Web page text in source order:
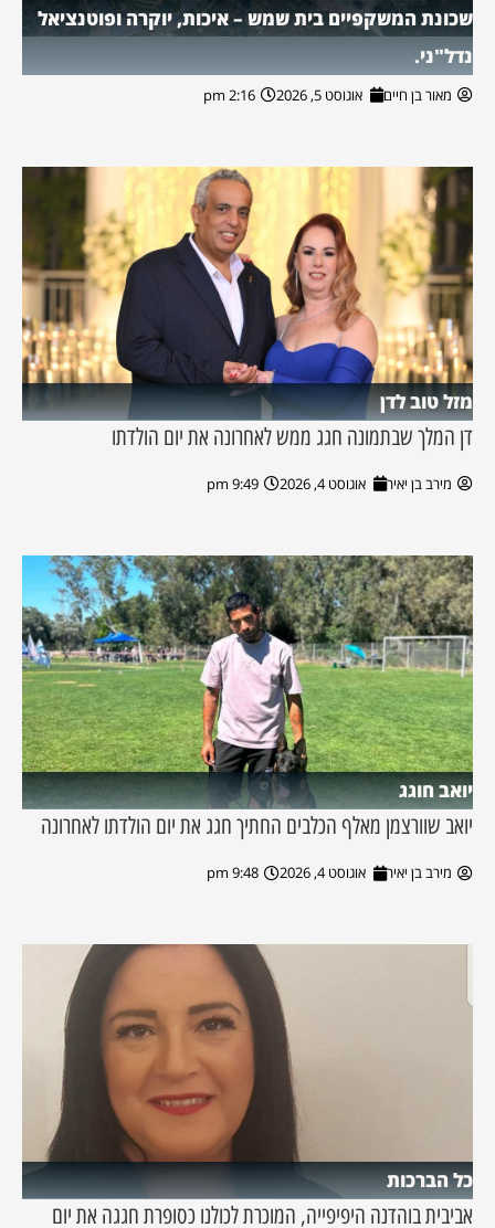
שכונת המשקפיים בית שמש – איכות, יוקרה ופוטנציאל
נדל"ני.
מאור בן חיים אוגוסט 5, 2026 2:16 pm
מזל טוב לדן
דן המלך שבתמונה חגג ממש לאחרונה את יום הולדתו
מירב בן יאיר אוגוסט 4, 2026 9:49 pm
יואב חוגג
יואב שוורצמן מאלף הכלבים החתיך חגג את יום הולדתו לאחרונה
מירב בן יאיר אוגוסט 4, 2026 9:48 pm
כל הברכות
אביבית בוהדנה היפיפייה, המוכרת לכולנו כסופרת חגגה את יום